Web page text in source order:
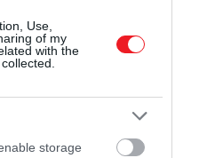
Use,
of my
with the
storage